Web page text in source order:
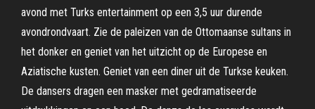
avond met Turks entertainment op een 3,5 uur durende
avondrondvaart. Zie de paleizen van de Ottomaanse sultans in
het donker en geniet van het uitzicht op de Europese en
Aziatische kusten. Geniet van een diner uit de Turkse keuken.
De dansers dragen een masker met gedramatiseerde